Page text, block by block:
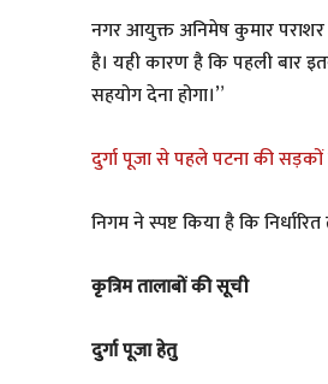
नगर आयुक्त अनिमेष कुमार पराशर
है। यही कारण है कि पहली बार
सहयोग देना होगा।”
दुर्गा पूजा से पहले पटना की
निगम ने स्पष्ट किया है कि
कृत्रिम तालाबों की सूची
दुर्गा पूजा हेतु